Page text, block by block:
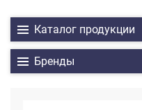
Каталог продукции
Бренды